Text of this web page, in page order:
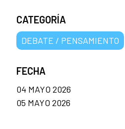
CATEGORÍA
DEBATE / PENSAMIENTO
FECHA
04 MAYO 2026
05 MAYO 2026